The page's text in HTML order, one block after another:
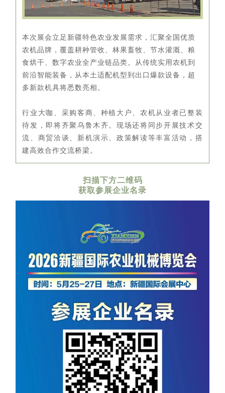
本次展会立足新疆特色农业发展需求，汇聚全国优质
农机品牌，覆盖耕种管收、林果畜牧、节水灌溉、粮
食烘干、数字农业全产业链品类。从传统实用农机到
前沿智能装备，从本土适配机型到出口爆款设备，超
多新款机具将悉数亮相。
行业大咖、采购客商、种植大户、农机从业者已整装
待发，即将齐聚乌鲁木齐。现场还将同步开展技术交
流、商贸洽谈、新机演示、政策解读等丰富活动，搭
建高效合作交流桥梁。
扫描下方二维码
获取参展企业名录